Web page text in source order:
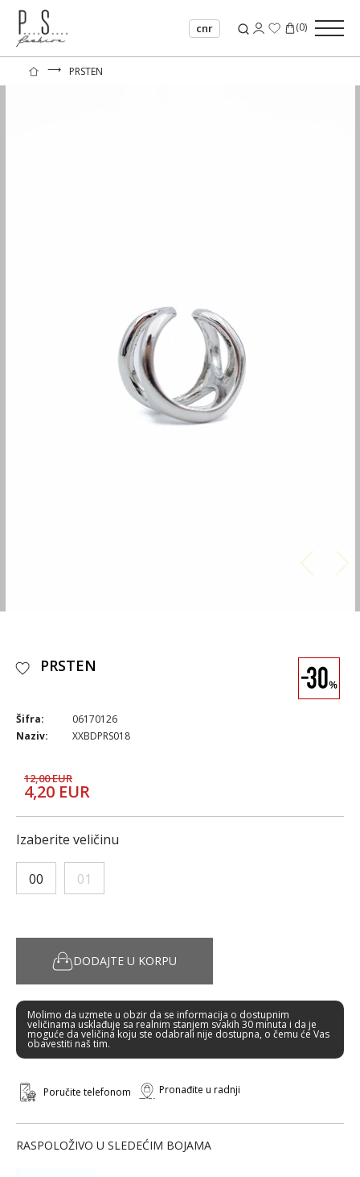
cnr (0)
⟶ PRSTEN
PRSTEN
Šifra:
06170126
Naziv:
XXBDPRS018
12,00 EUR
4,20 EUR
Izaberite veličinu
00 01
DODAJTE U KORPU
Molimo da uzmete u obzir da se informacija o dostupnim
veličinama usklađuje sa realnim stanjem svakih 30 minuta i da je
moguće da veličina koju ste odabrali nije dostupna, o čemu će Vas
obavestiti naš tim.
Poručite telefonom Pronađite u radnji
RASPOLOŽIVO U SLEDEĆIM BOJAMA